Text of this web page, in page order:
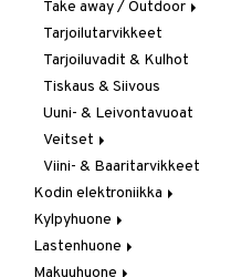
Whiskey- & Konjakkilasit
Take away / Outdoor
Eväslaatikot
Pullot
Termoskannut
Termosmukit
Tarjoilutarvikkeet
Tarjoiluvadit & Kulhot
Tiskaus & Siivous
Uuni- & Leivontavuoat
Veitset
Erityisveitset
Keittiöveitset
Kuorinta- &
Vihannesveitset
Leikkuulaudat
Viini- & Baaritarvikkeet
Kodin elektroniikka
Ääni
Kylpyhuone
Kylpyhuoneen sisustus
Kylpyhuoneen tarvikkeita
Lastenhuone
Kylpyhuoneen koristelu
Makuuhuone